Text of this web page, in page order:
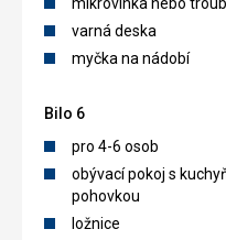
varná deska
myčka na nádobí
Bilo 6
pro 4-6 osob
obývací pokoj s
pohovkou
ložnice